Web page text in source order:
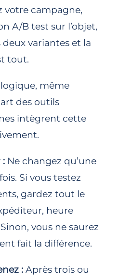
votre campagne,
A/B test sur l’objet,
deux variantes et la
tout.
même
des outils
intègrent cette
:Ne changez qu’une
Si vous testez
gardez tout le
heure
vous ne saurez
fait la différence.
:Après trois ou